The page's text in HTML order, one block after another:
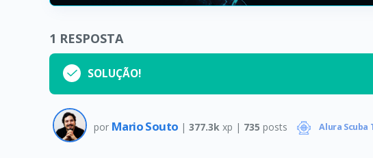
1 RESPOSTA
SOLUÇÃO!
por Mario Souto | 377.3k xp | 735 posts Alura Scuba